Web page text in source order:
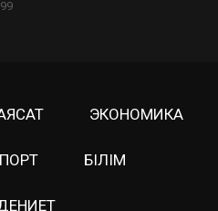
99
ЭКОНОМИКА
БІЛІМ